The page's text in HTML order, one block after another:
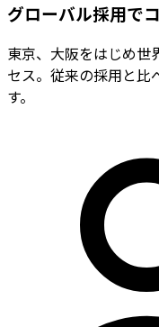
グローバル採用で
東京、大阪をはじめ世
セス。従来の採用と比
す。